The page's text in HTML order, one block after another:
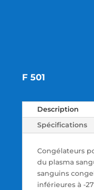
F 501
Description
Spécifications
Congélateurs
du plasma
sanguins
inférieures à -